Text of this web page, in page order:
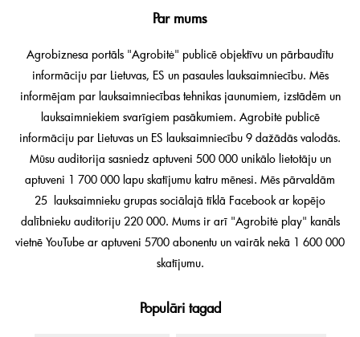
Par mums
Agrobiznesa portāls "Agrobitė" publicē objektīvu un pārbaudītu
informāciju par Lietuvas, ES un pasaules lauksaimniecību. Mēs
informējam par lauksaimniecības tehnikas jaunumiem, izstādēm un
lauksaimniekiem svarīgiem pasākumiem. Agrobitė publicē
informāciju par Lietuvas un ES lauksaimniecību 9 dažādās valodās.
Mūsu auditorija sasniedz aptuveni 500 000 unikālo lietotāju un
aptuveni 1 700 000 lapu skatījumu katru mēnesi. Mēs pārvaldām
25 lauksaimnieku grupas sociālajā tīklā Facebook ar kopējo
dalībnieku auditoriju 220 000. Mums ir arī "Agrobitė play" kanāls
vietnē YouTube ar aptuveni 5700 abonentu un vairāk nekā 1 600 000
skatījumu.
Populāri tagad